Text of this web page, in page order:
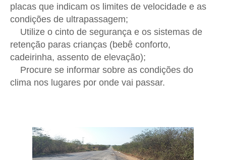
placas que indicam os limites de velocidade e as
condições de ultrapassagem;
Utilize o cinto de segurança e os sistemas de
retenção paras crianças (bebê conforto,
cadeirinha, assento de elevação);
Procure se informar sobre as condições do
clima nos lugares por onde vai passar.